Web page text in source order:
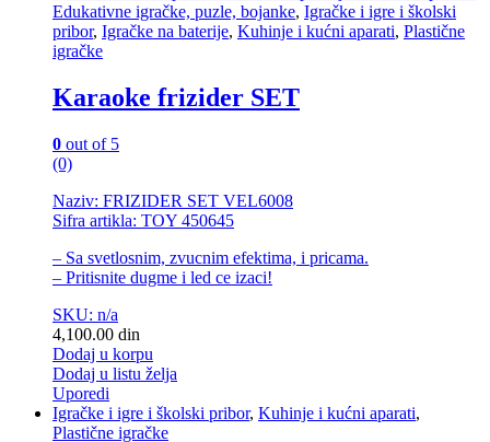
Edukativne igračke, puzle, bojanke, Igračke i igre i školski
pribor, Igračke na baterije, Kuhinje i kućni aparati, Plastične
igračke
Karaoke frizider SET
0 out of 5
(0)
Naziv: FRIZIDER SET VEL6008
Sifra artikla: TOY 450645
– Sa svetlosnim, zvucnim efektima, i pricama.
– Pritisnite dugme i led ce izaci!
SKU: n/a
4,100.00 din
Dodaj u korpu
Dodaj u listu želja
Uporedi
Igračke i igre i školski pribor, Kuhinje i kućni aparati,
Plastične igračke